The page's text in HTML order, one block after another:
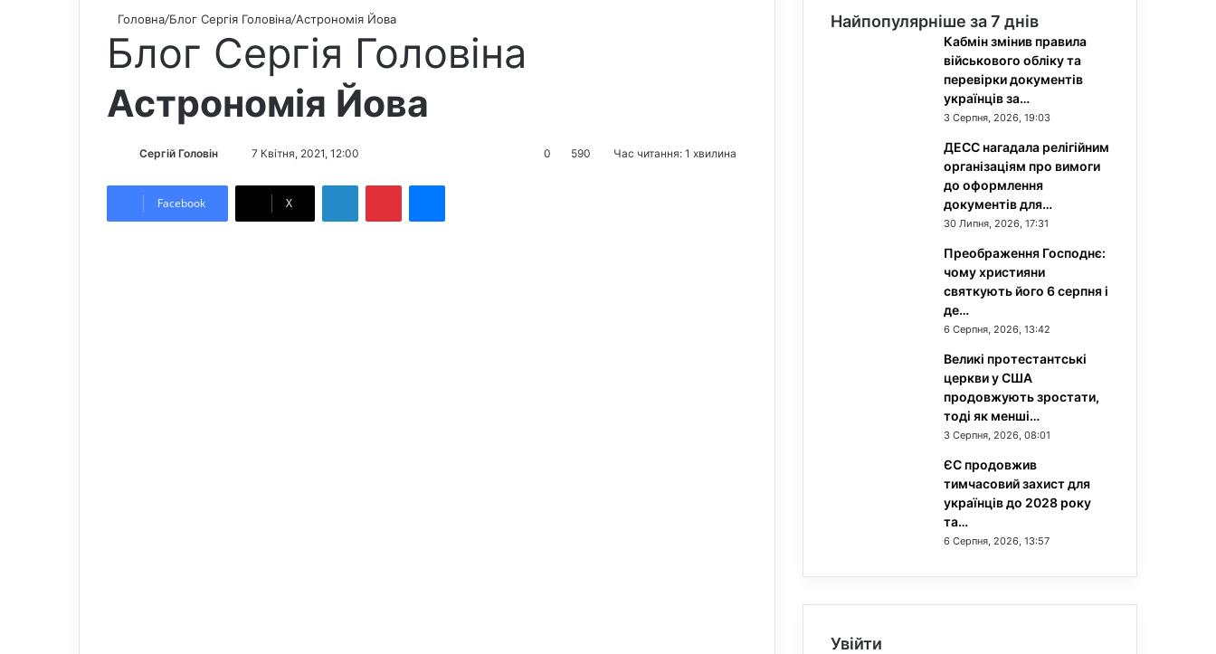
Головна/Блог Сергія Головіна/Астрономія Йова
Блог Сергія Головіна
Астрономія Йова
Сергій Головін
d
7 Квітня, 2021, 12:00 0 590 Час читання: 1 хвилина
Facebook X
Найпопулярніше за 7 днів
Кабмін змінив правила
військового обліку та
перевірки документів
українців за…
3 Серпня, 2026, 19:03
ДЕСС нагадала релігійним
організаціям про вимоги
до оформлення
документів для…
30 Липня, 2026, 17:31
Преображення Господнє:
чому християни
святкують його 6 серпня і
де…
6 Серпня, 2026, 13:42
Великі протестантські
церкви у США
продовжують зростати,
тоді як менші…
3 Серпня, 2026, 08:01
ЄС продовжив
тимчасовий захист для
українців до 2028 року
та…
6 Серпня, 2026, 13:57
Увійти